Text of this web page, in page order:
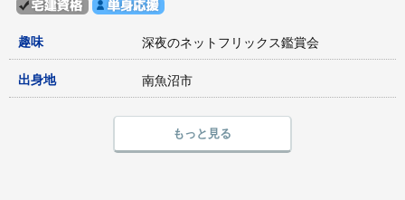
趣味 深夜のネットフリックス鑑賞会
出身地 南魚沼市
もっと見る